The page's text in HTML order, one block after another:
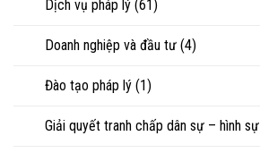
Dịch vụ pháp lý (61)
Doanh nghiệp và đầu tư (4)
Đào tạo pháp lý (1)
Giải quyết tranh chấp dân sự – hình sự